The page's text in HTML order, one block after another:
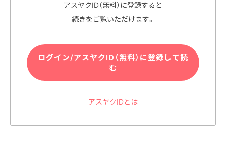
アスヤクID（無料）に登録すると
続きをご覧いただけます。
ログイン/アスヤクID（無料）に登録して読
む
アスヤクIDとは